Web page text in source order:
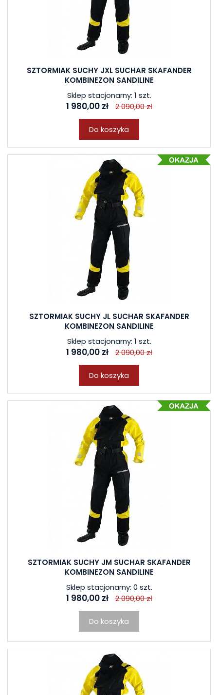
SZTORMIAK SUCHY JXL SUCHAR SKAFANDER
KOMBINEZON SANDILINE
Sklep stacjonarny: 1 szt.
1 980,00 zł 2 090,00 zł
Do koszyka
SZTORMIAK SUCHY JL SUCHAR SKAFANDER
KOMBINEZON SANDILINE
Sklep stacjonarny: 1 szt.
1 980,00 zł 2 090,00 zł
Do koszyka
SZTORMIAK SUCHY JM SUCHAR SKAFANDER
KOMBINEZON SANDILINE
Sklep stacjonarny: 0 szt.
1 980,00 zł 2 090,00 zł
Do koszyka